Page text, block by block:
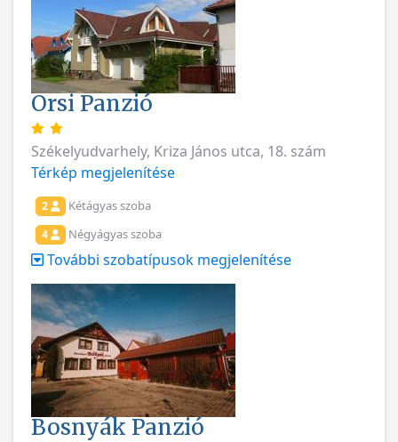
Orsi Panzió
Székelyudvarhely, Kriza János utca, 18. szám
Térkép megjelenítése
2 Kétágyas szoba
4 Négyágyas szoba
További szobatípusok megjelenítése
Bosnyák Panzió